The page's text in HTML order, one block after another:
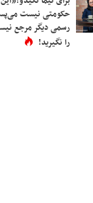
حکومتی نیست
رسمی دیگر مرجع
را نگیرید!